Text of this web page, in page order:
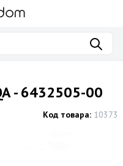
- 6432505-00
Код товара: 10373